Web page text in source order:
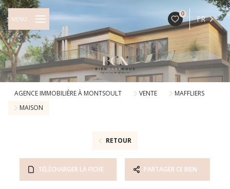
0
FR
MENU
AGENCE IMMOBILIÈRE À MONTSOULT VENTE
MAFFLIERS
MAISON
RETOUR
TÉLÉCHARGER LA FICHE PARTAGER CE BIEN